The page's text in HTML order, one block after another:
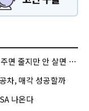
지만 안 살면 2.5배
차, 매각 성공할까
나온다